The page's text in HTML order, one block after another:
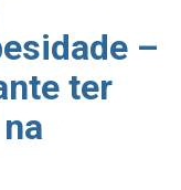
–
ter